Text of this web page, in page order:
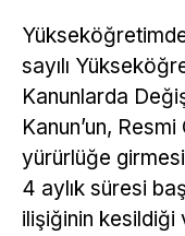
sayılı
Kanunlarda
Kanun’un,
yürürlüğe
4 aylık süresi
ilişiğinin kesildiği